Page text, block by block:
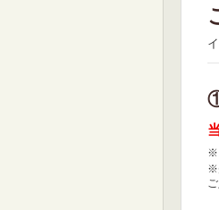
※
※